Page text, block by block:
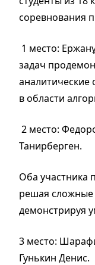
соревнования
1 место:
задач
аналитические
в области
2 место:
Танирберген.
Оба участника
решая сложные
демонстрируя
3 место:
Гунькин Денис.